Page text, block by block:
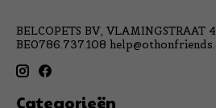
BELCOPETS BV, VLAMINGSTRAAT
BE0786.737.108
Categorieën